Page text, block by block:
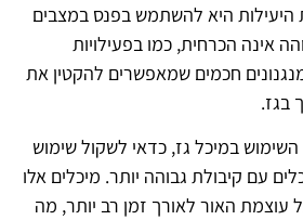
היעילות היא להשתמש בפנס במצבים
אינה הכרחית, כמו בפעילויות
מנגנונים חכמים שמאפשרים להקטין את
בגז.
במיכל גז, כדאי לשקול שימוש
עם קיבולת גבוהה יותר. מיכלים אלו
עוצמת האור לאורך זמן רב יותר, מה